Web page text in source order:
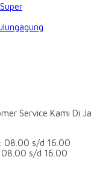
Service Kami Di
08.00 s/d 16.00
08.00 s/d 16.00